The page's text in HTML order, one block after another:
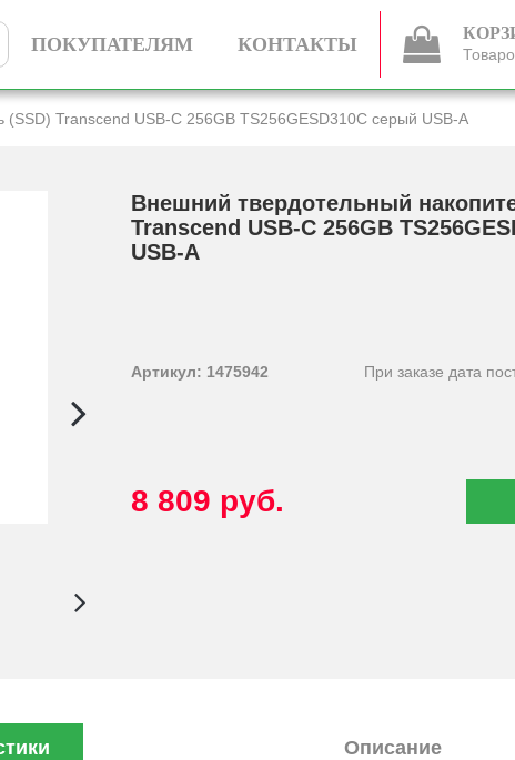
ПОКУПАТЕЛЯМ КОНТАКТЫ
(SSD) Transcend USB-C 256GB TS256GESD310C серый USB-A
Внешний твердотельный
Transcend USB-C 256GB
USB-A
Артикул: 1475942 При заказе дата
8 809 руб.
Описание